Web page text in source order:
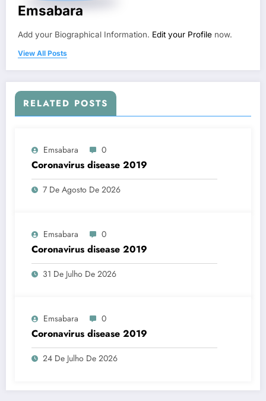
Emsabara
Add your Biographical Information. Edit your Profile now.
View All Posts
RELATED POSTS
Emsabara 0
Coronavirus disease 2019
7 De Agosto De 2026
Emsabara 0
Coronavirus disease 2019
31 De Julho De 2026
Emsabara 0
Coronavirus disease 2019
24 De Julho De 2026